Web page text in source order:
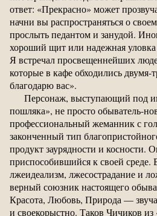
ответ: «Прекрасно» может
начни вы распространяться о
прослыть педантом и занудой.
хороший щит или надежная уловка
Я встречал просвещеннейших
которые в кафе обходились двумя-
благодарю вас».
Персонаж, выступающий под
пошляка», не просто обыватель-
профессиональный жеманник с
законченный тип
продукт заурядности и
приспособившийся к своей
лжеидеализм, лжесострадание и
верный союзник настоящего
Красота, Любовь, Природа —
и своекорыстно. Таков Чичиков